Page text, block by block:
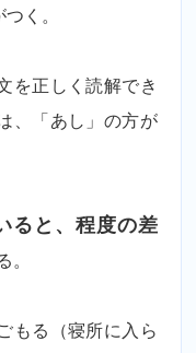
く。
を正しく読解でき
、「あし」の方が
ると、程度の差
。
もる（寝所に入ら